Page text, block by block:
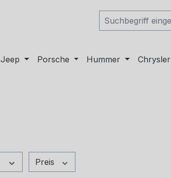
Jeep Porsche Hummer Chrysler
Preis